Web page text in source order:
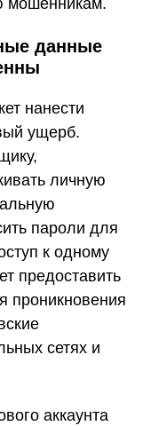
мошенникам.
данные
нанести
ущерб.
личную
пароли для
к одному
предоставить
проникновения
сетях и
аккаунта